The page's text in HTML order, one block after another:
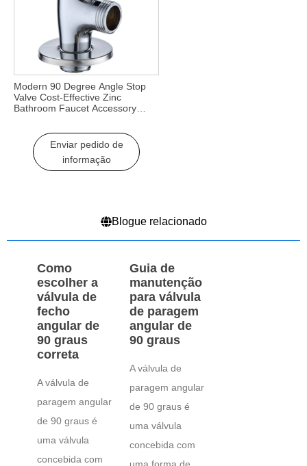
Modern 90 Degree Angle Stop
Valve Cost-Effective Zinc
Bathroom Faucet Accessory
Enviar pedido de
informação
Blogue relacionado
Como
escolher a
válvula de
fecho
angular de
90 graus
correta
A válvula de
paragem angular
de 90 graus é
uma válvula
concebida com
Guia de
manutenção
para válvula
de paragem
angular de
90 graus
A válvula de
paragem angular
de 90 graus é
uma válvula
concebida com